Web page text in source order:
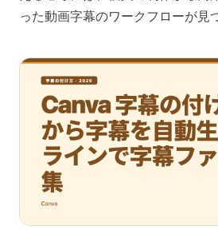
った動画字幕のワークフローが見